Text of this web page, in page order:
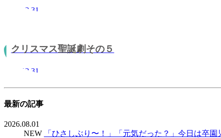
2011.12.31
クリスマス聖誕劇その５
2011.12.31
最新の記事
2026.08.01
NEW
「ひさしぶり〜！」「元気だった？」今日は卒